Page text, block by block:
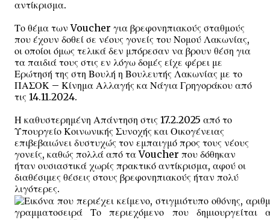
αντίκρισμα.
Το θέμα των Voucher για βρεφονηπιακούς σταθμούς
που έχουν δοθεί σε νέους γονείς του Νομού Λακωνίας,
οι οποίοι όμως τελικά δεν μπόρεσαν να βρουν θέση για
τα παιδιά τους στις εν λόγω δομές είχε φέρει με
Ερώτησή της στη Βουλή η Βουλευτής Λακωνίας με το
ΠΑΣΟΚ – Κίνημα Αλλαγής κα Νάγια Γρηγοράκου από
τις 14.11.2024.
Η καθυστερημένη Απάντηση στις 17.2.2025 από το
Υπουργείο Κοινωνικής Συνοχής και Οικογένειας
επιβεβαιώνει δυστυχώς τον εμπαιγμό προς τους νέους
γονείς, καθώς πολλά από τα Voucher που δόθηκαν
ήταν ουσιαστικά χωρίς πρακτικό αντίκρισμα, αφού οι
διαθέσιμες θέσεις στους βρεφονηπιακούς ήταν πολύ
λιγότερες.